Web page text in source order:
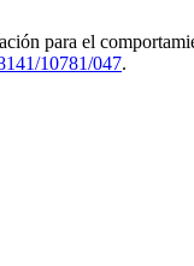
para el
10781/047.